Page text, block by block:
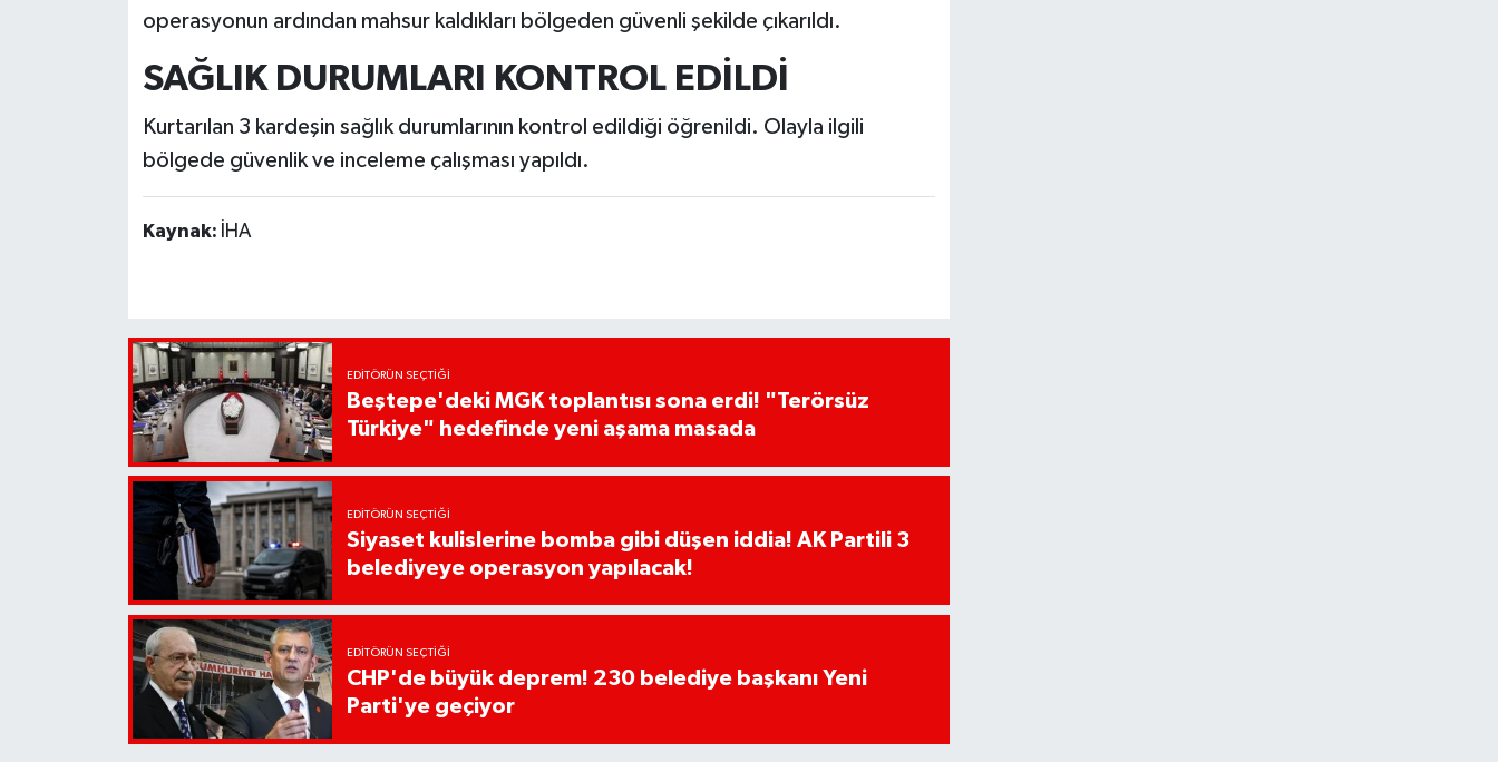
operasyonun ardından mahsur kaldıkları bölgeden güvenli şekilde çıkarıldı.
SAĞLIK DURUMLARI KONTROL EDİLDİ
Kurtarılan 3 kardeşin sağlık durumlarının kontrol edildiği öğrenildi. Olayla ilgili
bölgede güvenlik ve inceleme çalışması yapıldı.
Kaynak: İHA
EDITÖRÜN SEÇTIĞI
Beştepe'deki MGK toplantısı sona erdi! "Terörsüz
Türkiye" hedefinde yeni aşama masada
EDITÖRÜN SEÇTIĞI
Siyaset kulislerine bomba gibi düşen iddia! AK Partili 3
belediyeye operasyon yapılacak!
EDITÖRÜN SEÇTIĞI
CHP'de büyük deprem! 230 belediye başkanı Yeni
Parti'ye geçiyor